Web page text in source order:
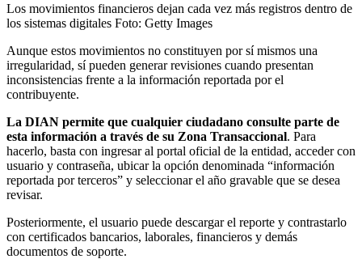
Los movimientos financieros dejan cada vez más registros dentro de
los sistemas digitales Foto: Getty Images
Aunque estos movimientos no constituyen por sí mismos una
irregularidad, sí pueden generar revisiones cuando presentan
inconsistencias frente a la información reportada por el
contribuyente.
La DIAN permite que cualquier ciudadano consulte parte de
esta información a través de su Zona Transaccional. Para
hacerlo, basta con ingresar al portal oficial de la entidad, acceder con
usuario y contraseña, ubicar la opción denominada “información
reportada por terceros” y seleccionar el año gravable que se desea
revisar.
Posteriormente, el usuario puede descargar el reporte y contrastarlo
con certificados bancarios, laborales, financieros y demás
documentos de soporte.